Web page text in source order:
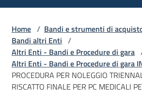
telematici
L'Agenzia
Home / Bandi e strumenti di
Bandi altri Enti /
Altri Enti - Bandi e Procedure di gara
Altri Enti - Bandi e Procedure di gara
PROCEDURA PER NOLEGGIO
RISCATTO FINALE PER PC MEDICALI